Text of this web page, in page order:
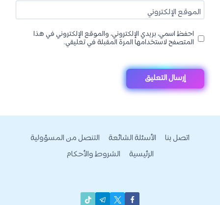
الموقع الإلكتروني
احفظ اسمي، بريدي الإلكتروني، والموقع الإلكتروني في هذا
المتصفح لاستخدامها المرة المقبلة في تعليقي.
اتصل بنا الأسئلة الشائعة
التنصل من المسؤولية
الرئيسية
الشروط والأحكام